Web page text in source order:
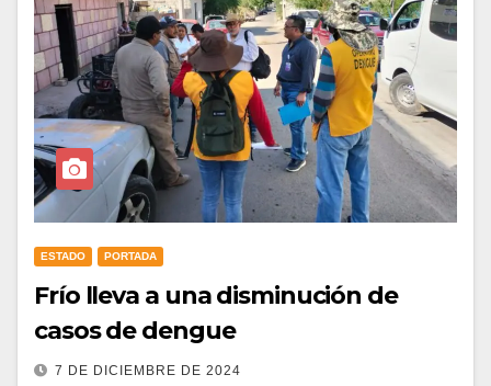
ESTADO PORTADA
Frío lleva a una disminución de
casos de dengue
7 DE DICIEMBRE DE 2024